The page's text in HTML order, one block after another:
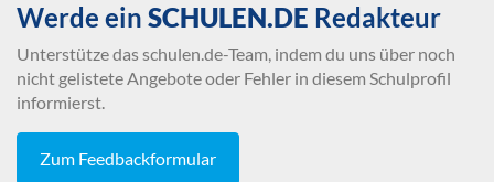
Werde ein SCHULEN.DE Redakteur
Unterstütze das schulen.de-Team, indem du uns über noch
nicht gelistete Angebote oder Fehler in diesem Schulprofil
informierst.
Zum Feedbackformular